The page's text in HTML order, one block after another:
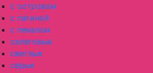
с островом
с патиной
с пеналом
салатовые
светлые
серые